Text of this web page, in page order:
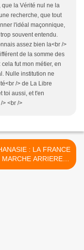
que la Vérité nul ne la
recherche, que tout
l'idéal maçonnique,
souvent entendu.
assez bien la<br />
de la somme des
fut mon métier, en
Nulle institution ne
/> de La Libre
toi aussi, et t'en
> <br />
: LA FRANCE
MARCHE ARRIERE…
>